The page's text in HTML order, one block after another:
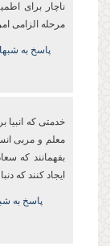
ناچار برای
مرحله الزامی
پاسخ به
خدمتی که انبیا
معلم و مربی
بفهمانند که
ایجاد کنند که
پاسخ به